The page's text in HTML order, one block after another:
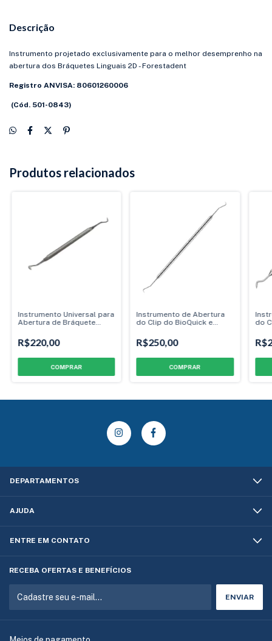
Descrição
Instrumento projetado exclusivamente para o melhor desemprenho na
abertura dos Bráquetes Linguais 2D - Forestadent
Registro ANVISA: 80601260006
(Cód. 501-0843)
Produtos relacionados
Instrumento Universal para
Abertura de Bráquete
R$220,00
Instrumento de Abertura
do Clip do BioQuick e
R$250,00
do
DEPARTAMENTOS
AJUDA
ENTRE EM CONTATO
RECEBA OFERTAS E BENEFÍCIOS